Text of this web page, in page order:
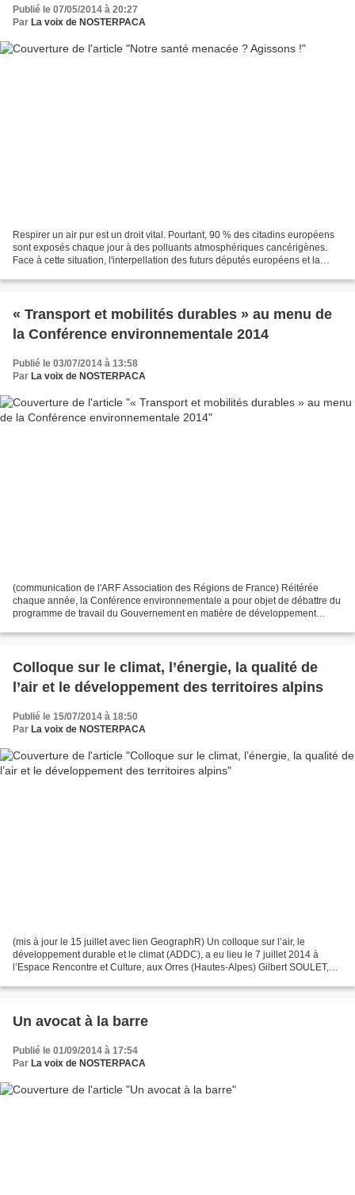
Publié le 07/05/2014 à 20:27
Par La voix de NOSTERPACA
Respirer un air pur est un droit vital. Pourtant, 90 % des citadins européens
sont exposés chaque jour à des polluants atmosphériques cancérigènes.
Face à cette situation, l'interpellation des futurs députés européens et la
« Transport et mobilités durables » au menu de
la Conférence environnementale 2014
Publié le 03/07/2014 à 13:58
Par La voix de NOSTERPACA
(communication de l'ARF Association des Régions de France) Réitérée
chaque année, la Conférence environnementale a pour objet de débattre du
programme de travail du Gouvernement en matière de développement
Colloque sur le climat, l’énergie, la qualité de
l’air et le développement des territoires alpins
Publié le 15/07/2014 à 18:50
Par La voix de NOSTERPACA
(mis à jour le 15 juillet avec lien GeographR) Un colloque sur l’air, le
développement durable et le climat (ADDC), a eu lieu le 7 juillet 2014 à
l’Espace Rencontre et Culture, aux Orres (Hautes-Alpes) Gilbert SOULET,
Un avocat à la barre
Publié le 01/09/2014 à 17:54
Par La voix de NOSTERPACA